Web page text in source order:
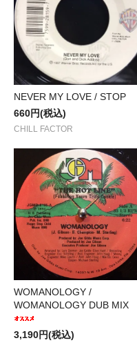
NEVER MY LOVE / STOP
660円(税込)
CHILL FACTOR
WOMANOLOGY /
WOMANOLOGY DUB MIX
3,190円(税込)